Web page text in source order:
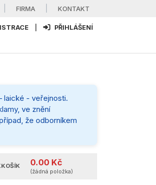
FIRMA KONTAKT
PŘIHLÁŠENÍ
laické - veřejnosti.
ve znění
že odborníkem
KOŠÍK 0.00 Kč
(žádná položka)